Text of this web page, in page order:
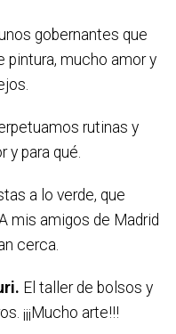
gobernantes que
pintura, mucho amor y
rutinas y
y para qué.
a lo verde, que
mis amigos de Madrid
cerca.
El taller de bolsos y
¡¡¡Mucho arte!!!